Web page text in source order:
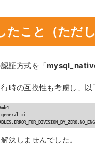
たこと（ただ
証方式を「
時の互換性も考慮し、
決しませんでした。